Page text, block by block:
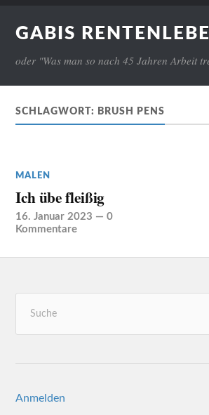
GABIS
oder "Was man so nach 45 Jahren Arbeit
SCHLAGWORT: BRUSH PENS
MALEN
Ich übe fleißig
16. Januar 2023 —0
Kommentare
Anmelden